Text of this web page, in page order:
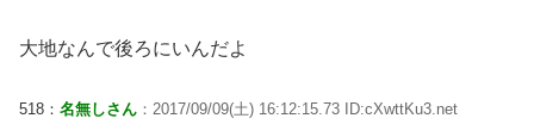
大地なんで後ろにいんだよ
518： 名無しさん ：2017/09/09(土) 16:12:15.73 ID:cXwttKu3.net